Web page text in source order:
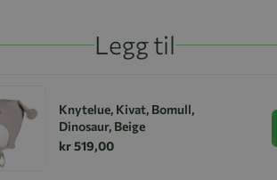
Legg til
Knytelue, Kivat, Bomull,
Dinosaur, Beige
kr 519,00